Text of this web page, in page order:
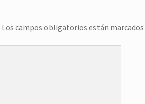
Los campos obligatorios están marcados